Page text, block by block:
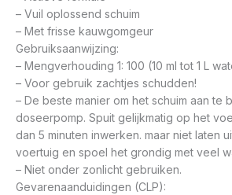
– Vuil oplossend schuim
– Met frisse kauwgomgeur
Gebruiksaanwijzing:
– Mengverhouding 1: 100 (10 ml tot 1 L
– Voor gebruik zachtjes schudden!
– De beste manier om het schuim aan te
doseerpomp. Spuit gelijkmatig op het
dan 5 minuten inwerken. maar niet laten
voertuig en spoel het grondig met veel
– Niet onder zonlicht gebruiken.
Gevarenaanduidingen (CLP):